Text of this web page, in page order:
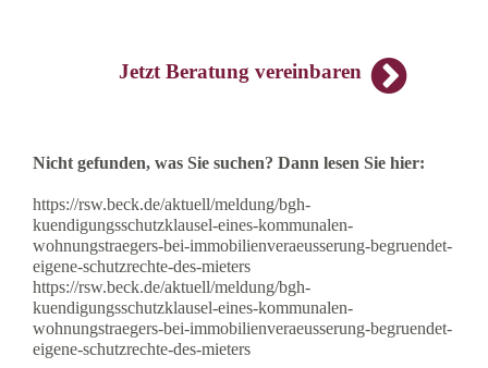
Jetzt Beratung vereinbaren
Nicht gefunden, was Sie suchen? Dann lesen Sie hier:
https://rsw.beck.de/aktuell/meldung/bgh-
kuendigungsschutzklausel-eines-kommunalen-
wohnungstraegers-bei-immobilienveraeusserung-begruendet-
eigene-schutzrechte-des-mieters
https://rsw.beck.de/aktuell/meldung/bgh-
kuendigungsschutzklausel-eines-kommunalen-
wohnungstraegers-bei-immobilienveraeusserung-begruendet-
eigene-schutzrechte-des-mieters